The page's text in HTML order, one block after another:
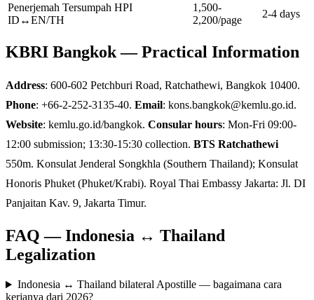
Penerjemah Tersumpah HPI
ID↔EN/TH
1,500-
2,200/page
2-4 days
KBRI Bangkok — Practical Information
Address: 600-602 Petchburi Road, Ratchathewi, Bangkok 10400.
Phone: +66-2-252-3135-40. Email: kons.bangkok@kemlu.go.id.
Website: kemlu.go.id/bangkok. Consular hours: Mon-Fri 09:00-
12:00 submission; 13:30-15:30 collection. BTS Ratchathewi
550m. Konsulat Jenderal Songkhla (Southern Thailand); Konsulat
Honoris Phuket (Phuket/Krabi). Royal Thai Embassy Jakarta: Jl. DI
Panjaitan Kav. 9, Jakarta Timur.
FAQ — Indonesia ↔ Thailand
Legalization
Indonesia ↔ Thailand bilateral Apostille — bagaimana cara
kerjanya dari 2026?